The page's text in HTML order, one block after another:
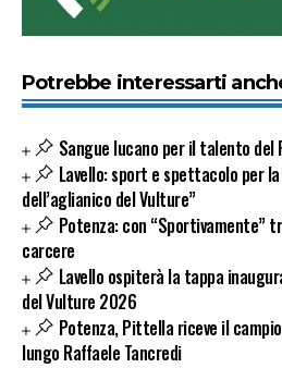
Potrebbe interessarti
Sangue lucano per il talento del
Lavello: sport e spettacolo per
dell’aglianico del Vulture”
Potenza: con “Sportivamente”
carcere
Lavello ospiterà la tappa
del Vulture 2026
Potenza, Pittella riceve il
lungo Raffaele Tancredi